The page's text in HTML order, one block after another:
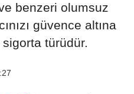
benzeri olumsuz
güvence altına
sigorta türüdür.